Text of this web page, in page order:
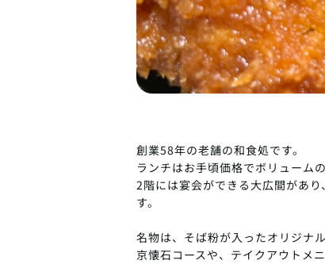
創業58年の老舗の和食処です。
ランチはお手頃価格でボリューム
2階には宴会ができる大広間があ
す。
名物は、そば粉が入ったオリジナ
京懐石コースや、テイクアウトメ